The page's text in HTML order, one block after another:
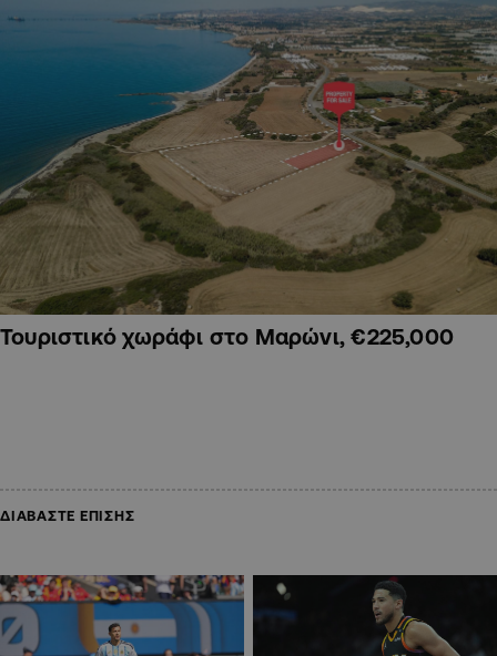
Τουριστικό χωράφι στο Μαρώνι, €225,000
ΔΙΑΒΑΣΤΕ ΕΠΙΣΗΣ